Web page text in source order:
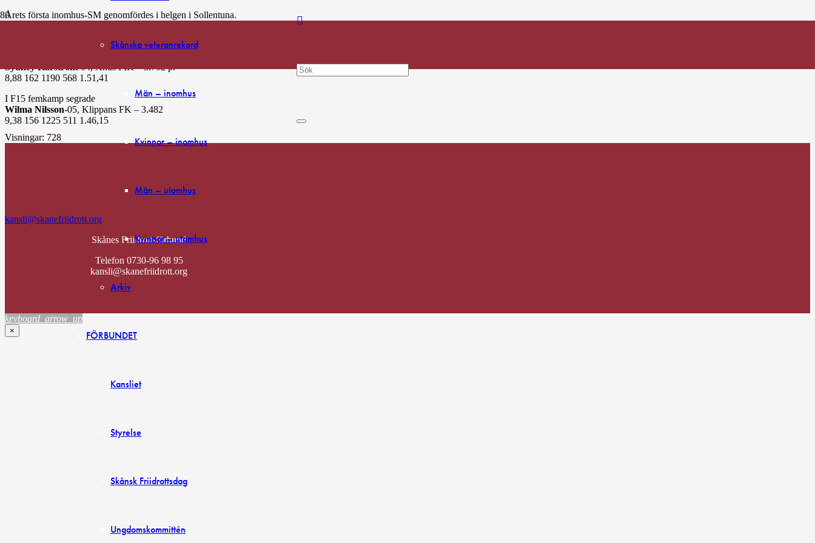
Skånska veteranrekord
Män – inomhus
Kvinnor – inomhus
Män – utomhus
Kvinnor – utomhus
Arkiv
FÖRBUNDET
Kansliet
Styrelse
Skånsk Friidrottsdag
Ungdomskommittén
Årets första inomhus-SM genomfördes i helgen i Sollentuna.
Sydney Karström-04, Åhus FIK – 3.702 p.
8,88 162 1190 568 1.51,41
I F15 femkamp segrade
Wilma Nilsson-05, Klippans FK – 3.482
9,38 156 1225 511 1.46,15
Visningar: 728
kansli@skanefriidrott.org
Skånes Friidrottsförbund
Telefon 0730-96 98 95
kansli@skanefriidrott.org
keyboard_arrow_up
×